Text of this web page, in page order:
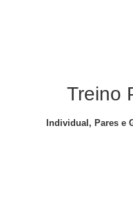
Treino
Individual, Pares e